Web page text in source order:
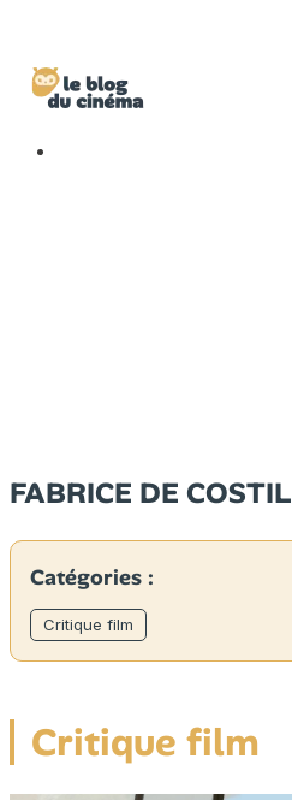
FABRICE DE COSTIL
Catégories :
Critique film
Critique film